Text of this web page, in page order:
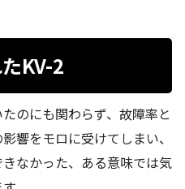
KV-2
のにも関わらず、故障率と
響をモロに受けてしまい、
なかった、ある意味では気